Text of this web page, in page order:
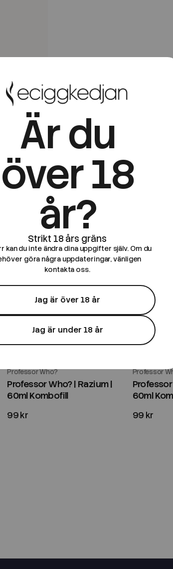
Professor Who?
Professor Who? | Razium |
60ml Kombofill
99 kr
Professor
60ml
99 kr
Är du
över 18
år?
kan du inte ändra dina uppgifter själv. Om du
göra några uppdateringar, vänligen
kontakta oss.
Jag är över 18 år
Jag är under 18 år